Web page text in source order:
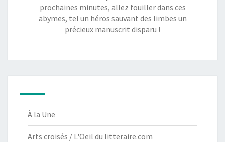
prochaines minutes, allez fouiller dans ces
abymes, tel un héros sauvant des limbes un
précieux manuscrit disparu !
À la Une
Arts croisés / L'Oeil du litteraire.com